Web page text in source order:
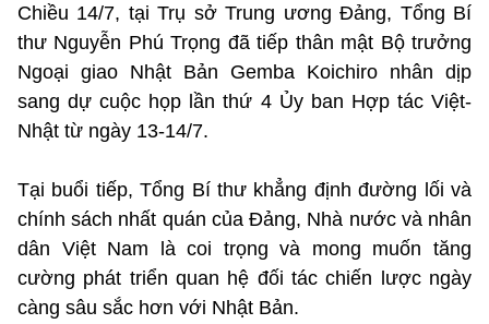
Chiều 14/7, tại Trụ sở Trung ương Đảng, Tổng Bí
thư Nguyễn Phú Trọng đã tiếp thân mật Bộ trưởng
Ngoại giao Nhật Bản Gemba Koichiro nhân dịp
sang dự cuộc họp lần thứ 4 Ủy ban Hợp tác Việt-
Nhật từ ngày 13-14/7.
Tại buổi tiếp, Tổng Bí thư khẳng định đường lối và
chính sách nhất quán của Đảng, Nhà nước và nhân
dân Việt Nam là coi trọng và mong muốn tăng
cường phát triển quan hệ đối tác chiến lược ngày
càng sâu sắc hơn với Nhật Bản.